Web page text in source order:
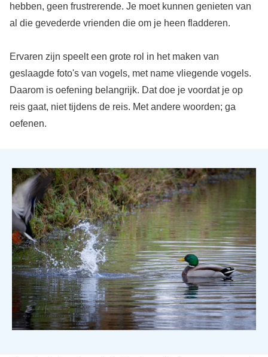
hebben, geen frustrerende. Je moet kunnen genieten van
al die gevederde vrienden die om je heen fladderen.
Ervaren zijn speelt een grote rol in het maken van
geslaagde foto's van vogels, met name vliegende vogels.
Daarom is oefening belangrijk. Dat doe je voordat je op
reis gaat, niet tijdens de reis. Met andere woorden; ga
oefenen.